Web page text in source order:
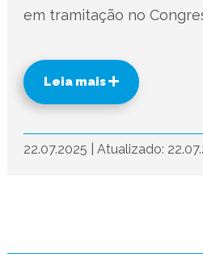
em tramitação no
Leia mais
22.07.2025 Atualizado: